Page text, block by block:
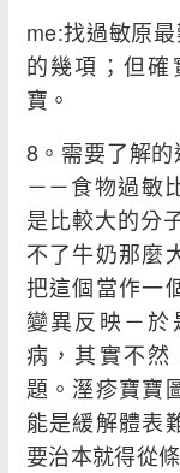
me:找過敏原
的幾項；但
寶。
8。需要了解的
－－食物過敏
是比較大的分
不了牛奶那麼
把這個當作一
變異反映－
病，其實不
題。溼疹寶寶
能是緩解體表
要治本就得從